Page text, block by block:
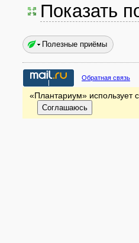
Показать
Полезные приёмы
Обратная связь
«Плантариум» использует
Соглашаюсь